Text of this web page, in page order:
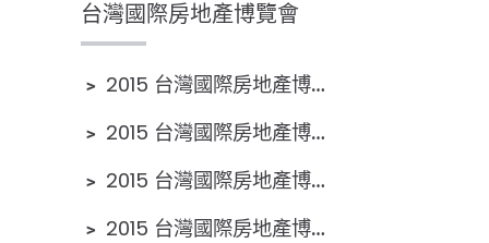
台灣國際房地產博覽會
﹥ 2015 台灣國際房地產博覽會 新聞報導1
﹥ 2015 台灣國際房地產博覽會 新聞報導2
﹥ 2015 台灣國際房地產博覽會 電視廣告
﹥ 2015 台灣國際房地產博覽會 新聞報導3